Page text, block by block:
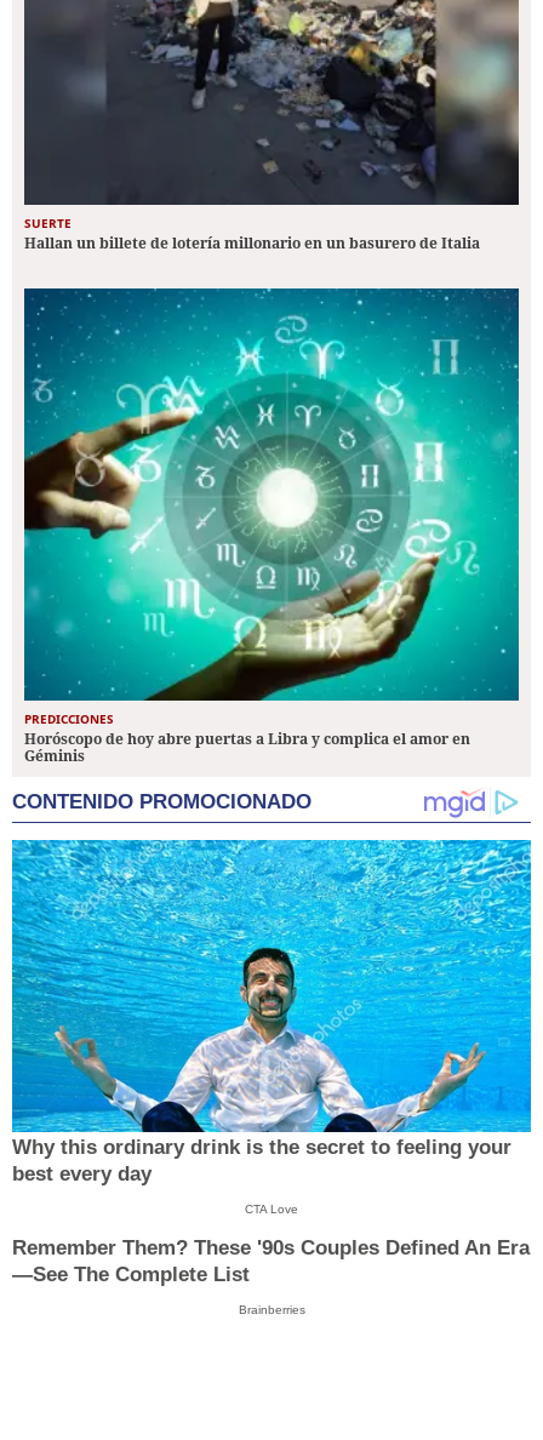
SUERTE
Hallan un billete de lotería millonario en un basurero de Italia
PREDICCIONES
Horóscopo de hoy abre puertas a Libra y complica el amor en
Géminis
CONTENIDO PROMOCIONADO
Why this ordinary drink is the secret to feeling your
best every day
CTA Love
Remember Them? These '90s Couples Defined An Era
—See The Complete List
Brainberries